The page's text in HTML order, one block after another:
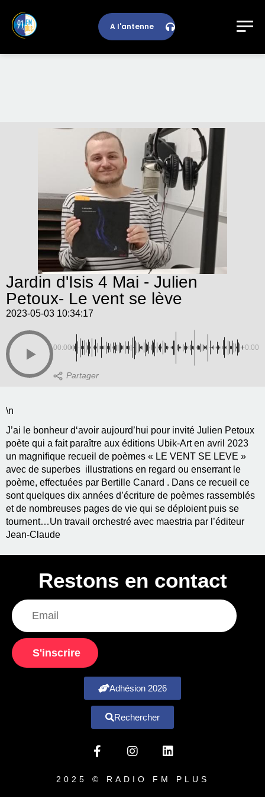
A l'antenne
Jardin d'Isis 4 Mai - Julien
Petoux- Le vent se lève
2023-05-03 10:34:17
00:00 -0:00
\n
J’ai le bonheur d‘avoir aujourd’hui pour invité Julien Petoux
poète qui a fait paraître aux éditions Ubik-Art en avril 2023
un magnifique recueil de poèmes « LE VENT SE LEVE »
avec de superbes illustrations en regard ou enserrant le
poème, effectuées par Bertille Canard . Dans ce recueil ce
sont quelques dix années d’écriture de poèmes rassemblés
et de nombreuses pages de vie qui se déploient puis se
tournent…Un travail orchestré avec maestria par l’éditeur
Jean-Claude
Restons en contact
S'inscrire
Adhésion 2026
Rechercher
2025 © RADIO FM PLUS